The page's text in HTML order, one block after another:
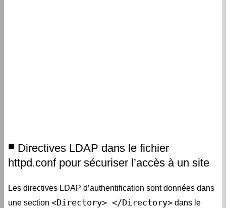
Directives LDAP dans le fichier
httpd.conf pour sécuriser l’accès à un site
Les directives LDAP d’authentification sont données dans
une section <Directory> </Directory> dans le